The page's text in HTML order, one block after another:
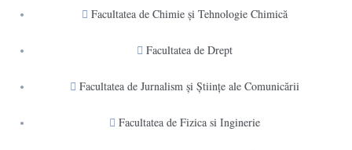
Facultatea de Chimie şi Tehnologie Chimică
Facultatea de Drept
Facultatea de Jurnalism şi Ştiinţe ale Comunicării
Facultatea de Fizica si Inginerie